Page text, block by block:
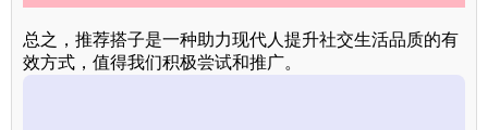
总之，推荐搭子是一种助力现代人提升社交生活品质的有
效方式，值得我们积极尝试和推广。